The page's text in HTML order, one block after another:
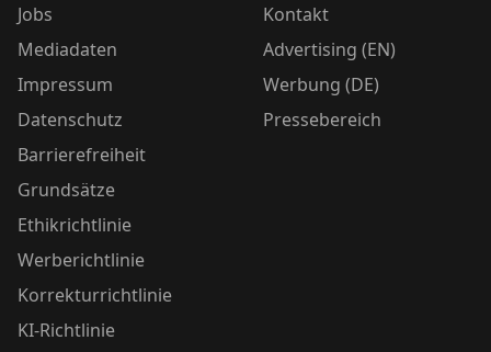
Jobs
Mediadaten
Impressum
Datenschutz
Barrierefreiheit
Grundsätze
Ethikrichtlinie
Werberichtlinie
Korrekturrichtlinie
KI-Richtlinie
Kontakt
Advertising (EN)
Werbung (DE)
Pressebereich